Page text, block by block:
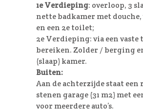
1e Verdieping: overloop, 3
nette badkamer met
en een 2e toilet;
2e Verdieping: via een vaste
bereiken. Zolder / berging
(slaap) kamer.
Buiten:
Aan de achterzijde staat een
stenen garage (31 m2) met
voor meerdere auto’s.